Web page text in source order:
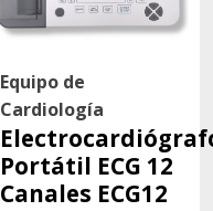
Equipo de
Cardiología
Portátil ECG 12
Canales ECG12